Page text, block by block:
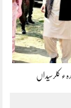
کلرسیداں